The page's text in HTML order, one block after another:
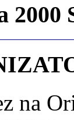
2000
na